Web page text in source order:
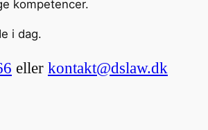
kompetencer.
i dag.
eller kontakt@dslaw.dk